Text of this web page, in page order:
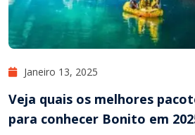
Janeiro 13, 2025
Veja quais os melhores
para conhecer Bonito em